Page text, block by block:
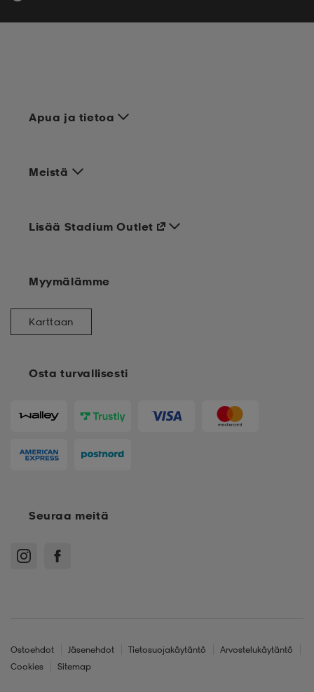
Apua ja tietoa
Meistä
Osta turvallisesti
Lisää Stadium Outlet
Myymälämme
Karttaan
Seuraa meitä
Ostoehdot Jäsenehdot Tietosuojakäytäntö
Arvostelukäytäntö
Cookies
Sitemap